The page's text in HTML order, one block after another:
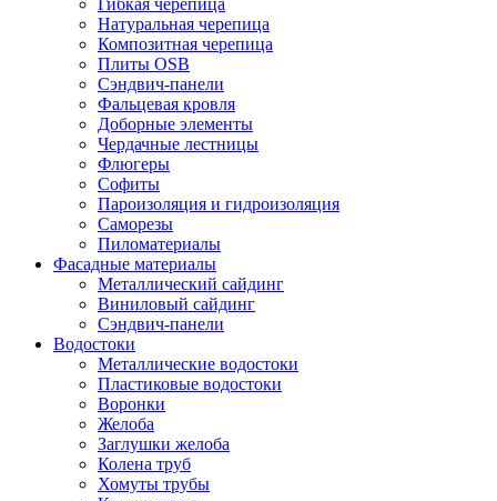
Натуральная черепица
Композитная черепица
Плиты OSB
Сэндвич-панели
Фальцевая кровля
Доборные элементы
Чердачные лестницы
Флюгеры
Софиты
Пароизоляция и гидроизоляция
Саморезы
Пиломатериалы
Фасадные материалы
Металлический сайдинг
Виниловый сайдинг
Сэндвич-панели
Водостоки
Металлические водостоки
Пластиковые водостоки
Воронки
Желоба
Заглушки желоба
Колена труб
Хомуты трубы